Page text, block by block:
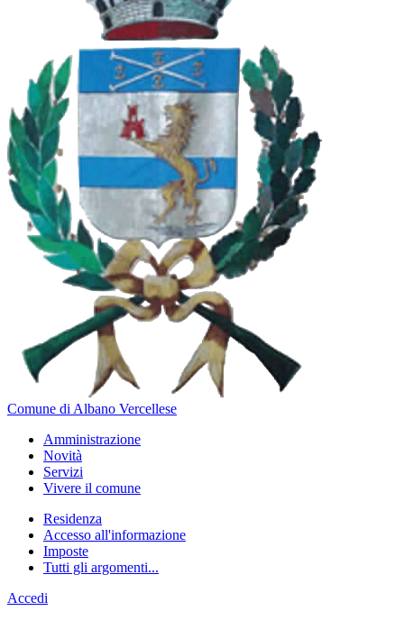
Comune di Albano Vercellese
Amministrazione
Novità
Servizi
Vivere il comune
Residenza
Accesso all'informazione
Imposte
Tutti gli argomenti...
Accedi